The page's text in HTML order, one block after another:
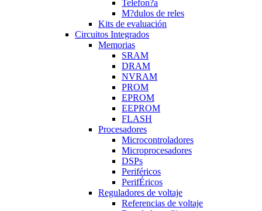
Telefon?a
M?dulos de reles
Kits de evaluación
Circuitos Integrados
Memorias
SRAM
DRAM
NVRAM
PROM
EPROM
EEPROM
FLASH
Procesadores
Microcontroladores
Microprocesadores
DSPs
Periféricos
PerifÉricos
Reguladores de voltaje
Referencias de voltaje